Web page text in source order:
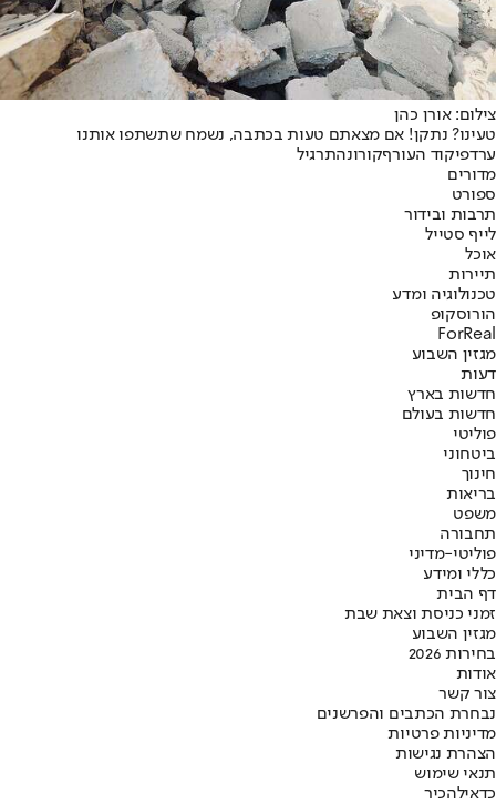
צילום: אורן כהן
טעינו? נתקן! אם מצאתם טעות בכתבה, נשמח שתשתפו אותנו
ערדפיקוד העורףקורונהתרגיל
מדורים
ספורט
תרבות ובידור
לייף סטייל
אוכל
תיירות
טכנולוגיה ומדע
הורוסקופ
ForReal
מגזין השבוע
דעות
חדשות בארץ
חדשות בעולם
פוליטי
ביטחוני
חינוך
בריאות
משפט
תחבורה
פוליטי-מדיני
כללי ומידע
דף הבית
זמני כניסת וצאת שבת
מגזין השבוע
בחירות 2026
אודות
צור קשר
נבחרת הכתבים והפרשנים
מדיניות פרטיות
הצהרת נגישות
תנאי שימוש
כדאילהכיר